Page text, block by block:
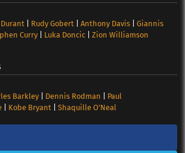
| Rudy Gobert| Anthony Davis| Giannis
Curry| Luka Doncic| Zion Williamson
Barkley| Dennis Rodman
Paul
| Kobe Bryant Shaquille O’Neal